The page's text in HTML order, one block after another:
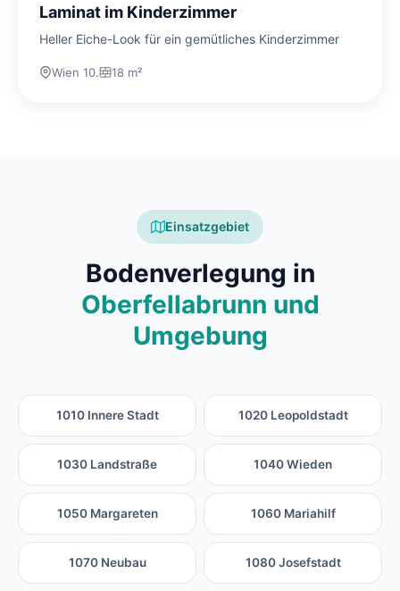
Laminat im Kinderzimmer
Heller Eiche-Look für ein gemütliches Kinderzimmer
Wien 10. 18 m²
Einsatzgebiet
Bodenverlegung in
Oberfellabrunn und
Umgebung
1010 Innere Stadt 1020 Leopoldstadt
1030 Landstraße 1040 Wieden
1050 Margareten 1060 Mariahilf
1070 Neubau 1080 Josefstadt